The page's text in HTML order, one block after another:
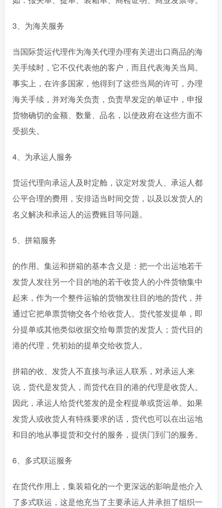
3、为海关服务
当国际货运代理作为海关代理办理有关进出口商品的海
关手续时，它不仅代表他的客户，而且代表海关当局。
事实上，在许多国家，他得到了这些当局的许可，办理
海关手续，并对海关负责，负责早发定的单证中，申报
货物确切的金额、数量、品名，以使政府在这些方面不
受损失。
4、为承运人服务
货运代理向承运人及时定舱，议定对发货人、承运人都
公平合理的费用，安排适当时间交货，以及以发货人的
名义解决和承运人的运费账目等问题。
5、拼箱服务
的作用。集运和拼箱的基本含义是：把一个出运地若干
发货人发往另一个目的地的若干收货人的小件货物集中
起来，作为一个整件运输的货物发往目的地的货代，并
通过它把单票货物交各个给收货人。货代签发提单，即
分提单或其他类似收据交给每票货的发货人；货代目的
港的代理，凭初始的提单交给收货人。
拼箱的收、发货人不直接与承运人联系，对承运人来
说，货代是发货人，而货代在目的港的代理是收货人。
因此，承运人给货代签发的是全程提单或货运单。如果
发货人或收货人有特殊要求的话，货代也可以在出运地
和目的地从事提货和交付的服务，提供门到门的服务。
6、多式联运服务
在货代作用上，集装箱化的一个更深远的影响是他介入
了多式联运，这是他充当了主要承运人并承担了组织一